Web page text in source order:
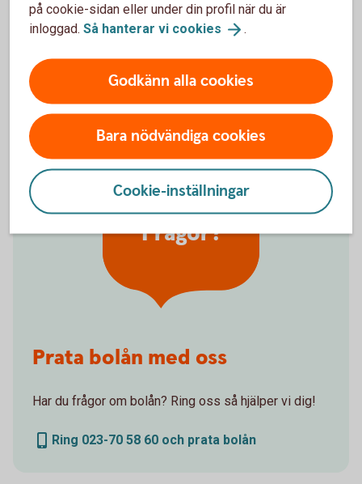
Vad är skillnaden på rörlig och bunden ränta?
Vad betyder bindningstid på bolån?
Vad är effektiv ränta?
Frågor?
Prata bolån med oss
Har du frågor om bolån? Ring oss så hjälper vi dig!
Ring 023-70 58 60 och prata bolån
på cookie-sidan eller under din profil när du är
inloggad. Så hanterar vi cookies .
Godkänn alla cookies
Bara nödvändiga cookies
Cookie-inställningar